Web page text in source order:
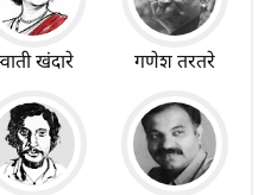
खंदारे गणेश तरतरे